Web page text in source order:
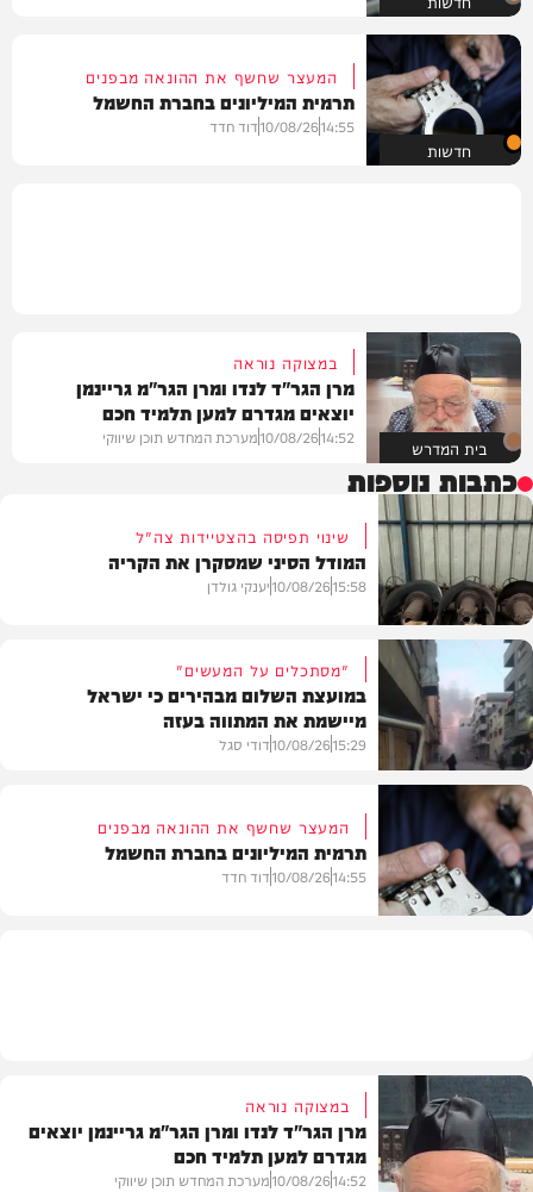
חדשות
המעצר שחשף את ההונאה מבפנים
תרמית המיליונים בחברת החשמל
14:55
10/08/26דוד חדד
בית המדרש
במצוקה נוראה
מרן הגר"ד לנדו ומרן הגר"מ גריינמן
יוצאים מגדרם למען תלמיד חכם
14:52
10/08/26מערכת המחדש תוכן שיווקי
כתבות נוספות
חדשות
שינוי תפיסה בהצטיידות צה"ל
המודל הסיני שמסקרן את הקריה
15:58
10/08/26יענקי גולדן
חדשות
"מסתכלים על המעשים"
במועצת השלום מבהירים כי ישראל
מיישמת את המתווה בעזה
15:29
10/08/26דודי סגל
המעצר שחשף את ההונאה מבפנים
תרמית המיליונים בחברת החשמל
14:55
10/08/26דוד חדד
במצוקה נוראה
מרן הגר"ד לנדו ומרן הגר"מ גריינמן יוצאים
מגדרם למען תלמיד חכם
14:52
10/08/26מערכת המחדש תוכן שיווקי